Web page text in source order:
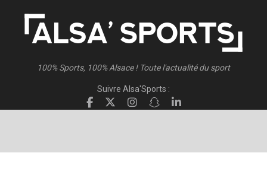
100% Sports, 100% Alsace ! Toute l'actualité du sport
Suivre Alsa'Sports :